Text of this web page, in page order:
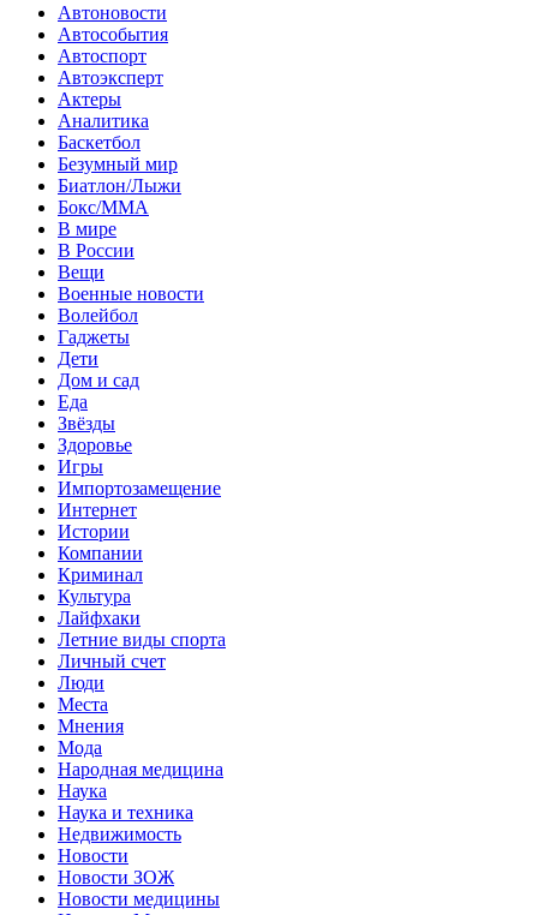
Автоновости
Автособытия
Автоспорт
Автоэксперт
Актеры
Аналитика
Баскетбол
Безумный мир
Биатлон/Лыжи
Бокс/MMA
В мире
В России
Вещи
Военные новости
Волейбол
Гаджеты
Дети
Дом и сад
Еда
Звёзды
Здоровье
Игры
Импортозамещение
Интернет
Истории
Компании
Криминал
Культура
Лайфхаки
Летние виды спорта
Личный счет
Люди
Места
Мнения
Мода
Народная медицина
Наука
Наука и техника
Недвижимость
Новости
Новости ЗОЖ
Новости медицины